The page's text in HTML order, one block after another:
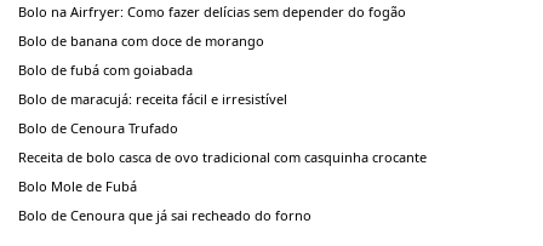
Bolo na Airfryer: Como fazer delícias sem depender do fogão
Bolo de banana com doce de morango
Bolo de fubá com goiabada
Bolo de maracujá: receita fácil e irresistível
Bolo de Cenoura Trufado
Receita de bolo casca de ovo tradicional com casquinha crocante
Bolo Mole de Fubá
Bolo de Cenoura que já sai recheado do forno